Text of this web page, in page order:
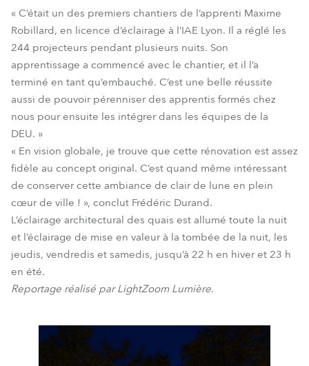
« C’était un des premiers chantiers de l’apprenti Maxime
Robillard, en licence d’éclairage à l’IAE Lyon. Il a réglé les
244 projecteurs pendant plusieurs nuits. Son
apprentissage a commencé avec le chantier, et il l’a
terminé en tant qu’embauché. C’est une belle réussite
aussi de pouvoir pérenniser des apprentis formés chez
nous pour ensuite les intégrer dans les équipes de la
DEU. »
« En vision globale, je trouve que cette rénovation est assez
fidèle au concept original. C’est quand même intéressant
de conserver cette ambiance de clair de lune en plein
cœur de ville ! », conclut Frédéric Durand.
L’éclairage architectural des quais est allumé toute la nuit
et l’éclairage de mise en valeur à la tombée de la nuit, les
jeudis, vendredis et samedis, jusqu’à 22 h en hiver et 23 h
en été.
Reportage réalisé par LightZoom Lumière.